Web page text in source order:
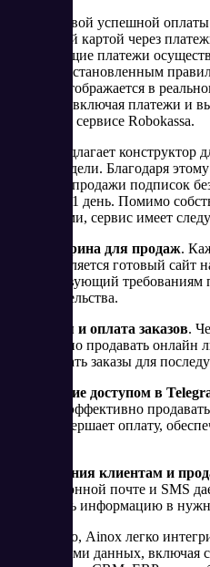
После первой успешной
банковской картой через
последующие платежи
согласно установленным
процесс отображается в
клиентов, включая платежи и
хранятся в сервисе Robokassa.
Ainox предлагает конструктор
бизнес-модели. Благодаря
запустить продажи подписок
и всего за 1 день. Помимо
подписками, сервис имеет
Сайт-витрина для продаж.
предоставляется готовый
соответствующий
законодательства.
Фиксация и оплата заказов.
эффективно продавать
фиксировать заказы для
Управление доступом в
способен эффективно
кто не совершает оплату,
Уведомления клиентам и
по электронной почте и SMS
отправлять информацию в
Кроме того, Ainox легко
источниками данных, включая